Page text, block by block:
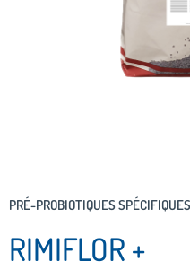
PRÉ-PROBIOTIQUES SPÉCIFIQUES
RIMIFLOR +